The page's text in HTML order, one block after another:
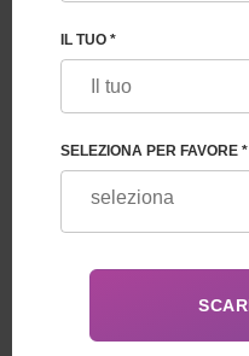
IL TUO *
SELEZIONA PER FAVORE *